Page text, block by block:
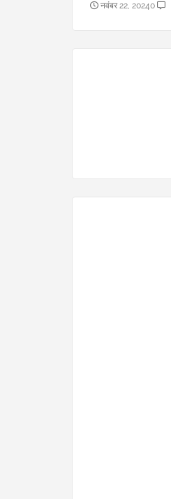
नवंबर 22, 20240